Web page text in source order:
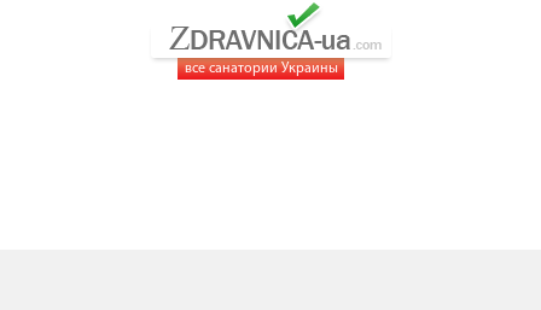
все санатории Украины